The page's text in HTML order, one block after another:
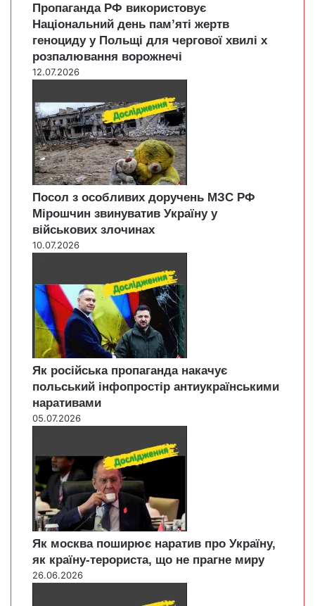
Пропаганда РФ використовує
Національний день пам’яті жертв
геноциду у Польщі для чергової хвилі х
розпалювання ворожнечі
12.07.2026
Посол з особливих доручень МЗС РФ
Мірошчин звинуватив Україну у
військових злочинах
10.07.2026
Як російська пропаганда накачує
польський інфопростір антиукраїнськими
наративами
05.07.2026
Як москва поширює наратив про Україну,
як країну-терориста, що не прагне миру
26.06.2026